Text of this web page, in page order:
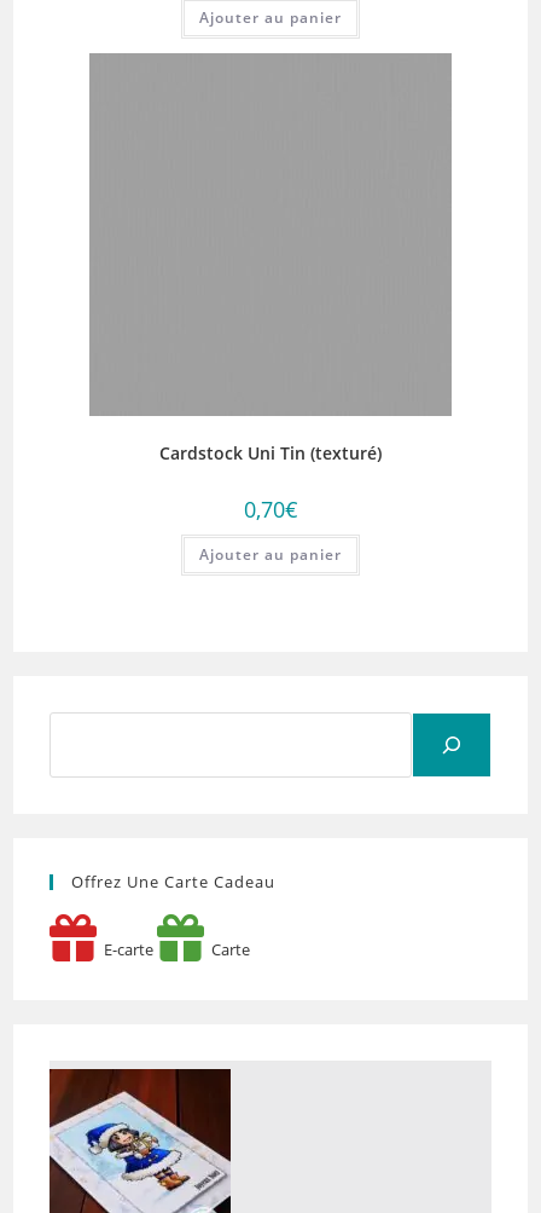
Ajouter au panier
Cardstock Uni Tin (texturé)
0,70€
Ajouter au panier
Offrez Une Carte Cadeau
E-carte Carte